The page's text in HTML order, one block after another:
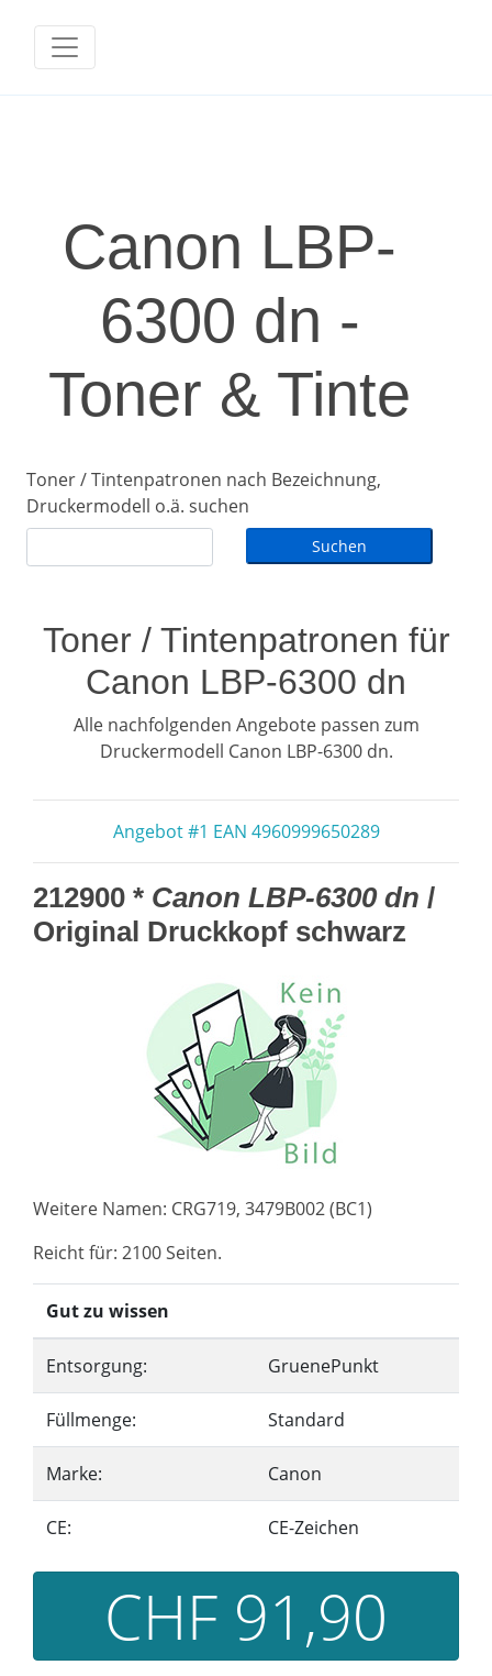
Canon LBP-
6300 dn -
Toner & Tinte
Toner / Tintenpatronen nach Bezeichnung,
Druckermodell o.ä. suchen
Toner / Tintenpatronen für
Canon LBP-6300 dn
Alle nachfolgenden Angebote passen zum
Druckermodell Canon LBP-6300 dn.
Angebot #1 EAN 4960999650289
212900 * Canon LBP-6300 dn /
Original Druckkopf schwarz
Weitere Namen: CRG719, 3479B002 (BC1)
Reicht für: 2100 Seiten.
Gut zu wissen
Entsorgung: GruenePunkt
Füllmenge: Standard
Marke: Canon
CE: CE-Zeichen
CHF 91,90